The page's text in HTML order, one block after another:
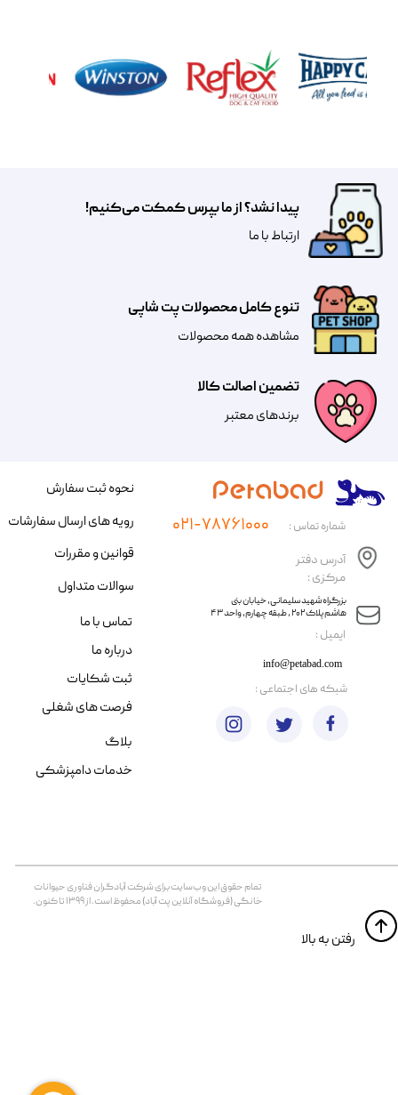
تضمین اصالت کالا
​​برندهای معتبر​​​​​​​
تنوع کامل محصولات پت شاپی
مشاهده همه محصولات
پیدا نشد؟ از ما بپرس کمکت می‌کنیم!
​​​ارتباط با ما
​ایمیل :
آدرس دفتر
مرکزی :
info@petabad.com
​​بزرگراه شهید سلیمانی، خیابان بنی
هاشم پلاک ۲۰۲ ، طبقه چهارم، واحد ۴۳
شماره تماس : ۰۲۱-۷۸۷۶۱۰۰۰
تمام حقوق اين وب‌سايت برای شرکت آبادگران فناوری حیوانات
خانگی (فروشگاه آنلاین پت آباد) محفوظ است. از ۱۳۹۹ تا کنون.
​​رفتن به بالا
نحوه ثبت سفارش
رویه های ارسال سفارشات
قوانین و مقررات
سوالات متداول
تماس با ما
درباره ما
ثبت شکایات
فرصت های شغلی
​شبکه های اجتماعی :
بلاگ
خدمات دامپزشکی